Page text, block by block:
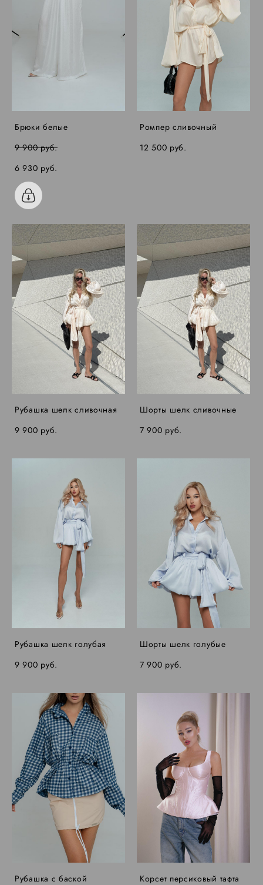
Брюки белые
9 900 pуб.
6 930 pуб.
Ромпер сливочный
12 500 pуб.
Рубашка шелк сливочная
9 900 pуб.
Шорты шелк сливочные
7 900 pуб.
Рубашка шелк голубая
9 900 pуб.
Шорты шелк голубые
7 900 pуб.
Рубашка с баской
Корсет персиковый тафта